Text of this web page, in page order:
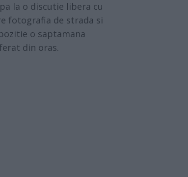
la o discutie libera cu
fotografia de strada si
o saptamana
din oras.